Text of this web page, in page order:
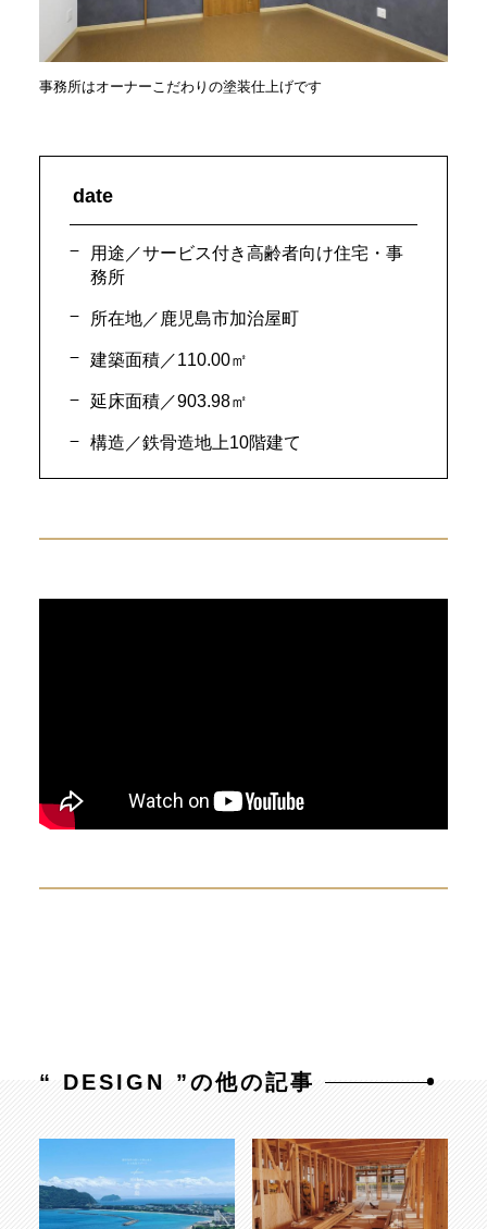
事務所はオーナーこだわりの塗装仕上げです
date
用途／サービス付き高齢者向け住宅・事
務所
所在地／鹿児島市加治屋町
建築面積／110.00㎡
延床面積／903.98㎡
構造／鉄骨造地上10階建て
“DESIGN ”の他の記事